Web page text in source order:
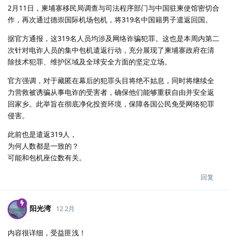
2月11日，柬埔寨移民局调查与司法程序部门与中国驻柬使馆密切合
作，再次通过德崇国际机场包机，将319名中国籍男子遣返回国。
据官方通报，这319名人员均涉及网络诈骗犯罪。这也是本周内第二
次针对电诈人员的集中包机遣返行动，充分展现了柬埔寨政府在清
除技术犯罪、维护区域及全球安全方面的坚定立场。
官方强调，对于藏匿在幕后的犯罪头目将绝不姑息，同时将继续全
力营救被诱骗从事电诈的受害者，确保他们能够重获自由并安全返
回家乡。此举旨在彻底净化投资环境，保障各国公民免受网络犯罪
侵害。
此前也是遣返319人，
为何人数都是一致的？
可能和包机座位数有关。
回复
阳光湾 12 2月
内容很详细，受益匪浅！